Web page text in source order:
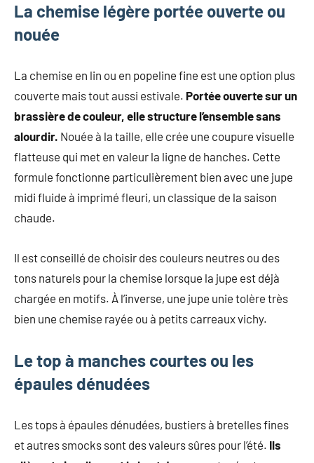
La chemise légère portée ouverte ou
nouée
La chemise en lin ou en popeline fine est une option plus
couverte mais tout aussi estivale. Portée ouverte sur un
brassière de couleur, elle structure l’ensemble sans
alourdir. Nouée à la taille, elle crée une coupure visuelle
flatteuse qui met en valeur la ligne de hanches. Cette
formule fonctionne particulièrement bien avec une jupe
midi fluide à imprimé fleuri, un classique de la saison
chaude.
Il est conseillé de choisir des couleurs neutres ou des
tons naturels pour la chemise lorsque la jupe est déjà
chargée en motifs. À l’inverse, une jupe unie tolère très
bien une chemise rayée ou à petits carreaux vichy.
Le top à manches courtes ou les
épaules dénudées
Les tops à épaules dénudées, bustiers à bretelles fines
et autres smocks sont des valeurs sûres pour l’été. Ils